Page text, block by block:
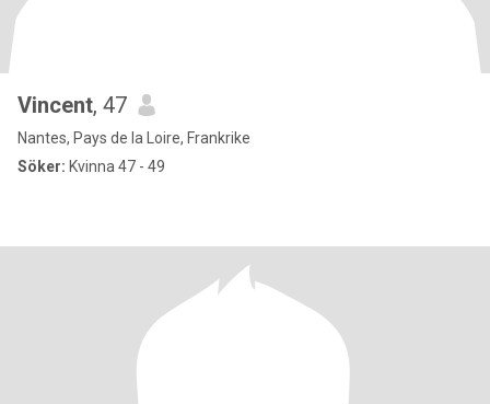
Vincent, 47
Nantes, Pays de la Loire, Frankrike
Söker: Kvinna 47 - 49